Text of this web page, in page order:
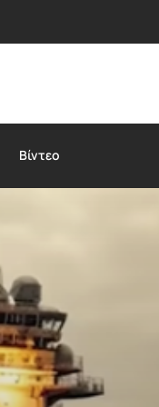
Βίντεο